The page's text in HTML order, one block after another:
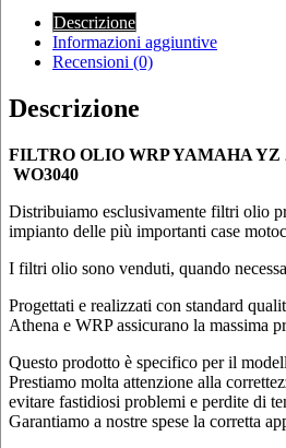
Descrizione
Informazioni aggiuntive
Recensioni (0)
Descrizione
FILTRO OLIO WRP YAMAHA YZ
WO3040
Distribuiamo esclusivamente filtri olio
impianto delle più importanti case
I filtri olio sono venduti, quando
Progettati e realizzati con standard
Athena e WRP assicurano la massima
Questo prodotto è specifico per il
Prestiamo molta attenzione alla
evitare fastidiosi problemi e perdite di
Garantiamo a nostre spese la corretta